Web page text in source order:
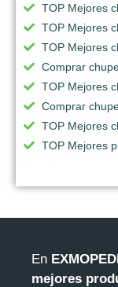
TOP Mejores
TOP Mejores
TOP Mejores
Comprar
TOP Mejores
Comprar
TOP Mejores
TOP Mejores
En
mejores